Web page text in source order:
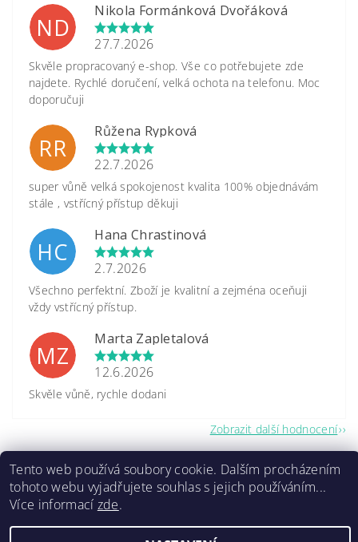
ND
Nikola Formánková Dvořáková
27.7.2026
Skvěle propracovaný e-shop. Vše co potřebujete zde
najdete. Rychlé doručení, velká ochota na telefonu. Moc
doporučuji
RR
Růžena Rypková
22.7.2026
super vůně velká spokojenost kvalita 100% objednávám
stále , vstřícný přístup děkuji
HC
Hana Chrastinová
2.7.2026
Všechno perfektní. Zboží je kvalitní a zejména oceňuji
vždy vstřícný přístup.
MZ
Marta Zapletalová
12.6.2026
Skvěle vůně, rychle dodani
Zobrazit další hodnocení
Tento web používá soubory cookie. Dalším procházením
tohoto webu vyjadřujete souhlas s jejich používáním...
Více informací zde.